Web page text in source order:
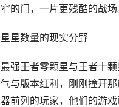
窄的门，一片更残酷的战场
星星数量的现实分野
最强王者零颗星与王者十
气与版本红利，刚刚撞开
器前列的玩家，他们的游